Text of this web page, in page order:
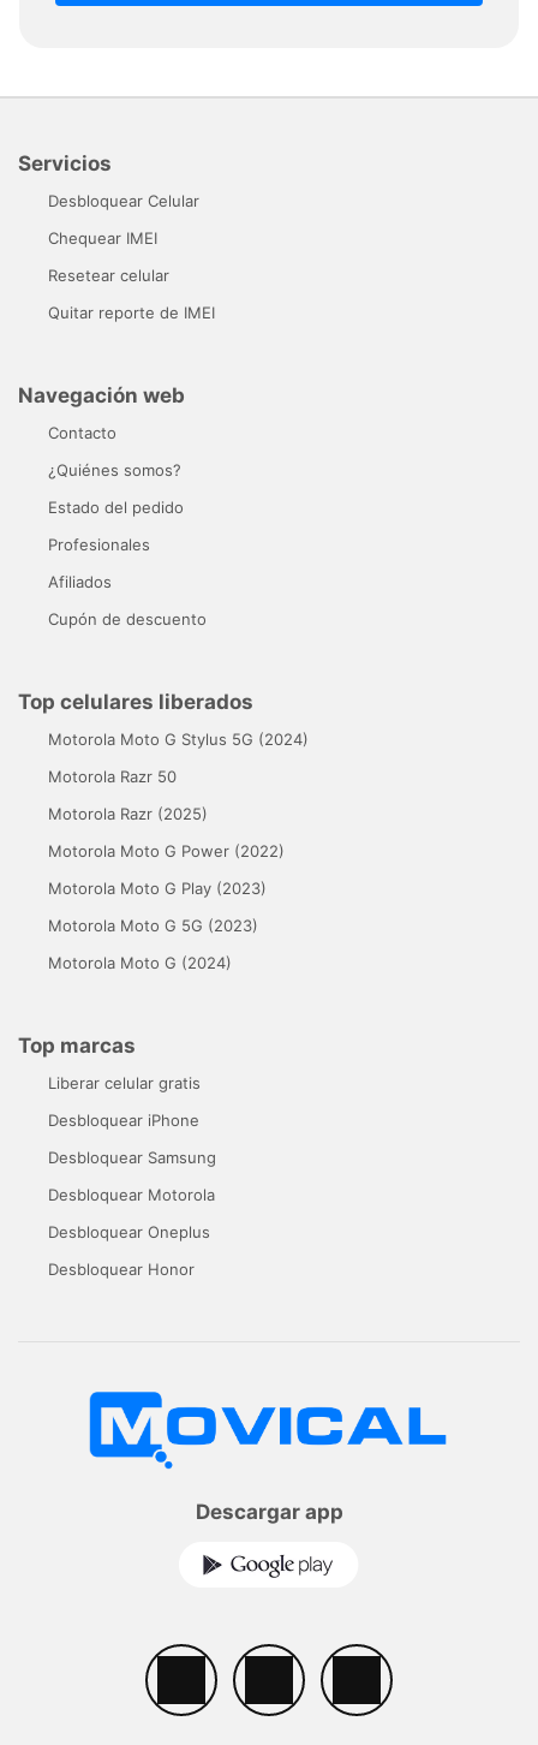
Servicios
Desbloquear Celular
Chequear IMEI
Resetear celular
Quitar reporte de IMEI
Navegación web
Contacto
¿Quiénes somos?
Estado del pedido
Profesionales
Afiliados
Cupón de descuento
Top celulares liberados
Motorola Moto G Stylus 5G (2024)
Motorola Razr 50
Motorola Razr (2025)
Motorola Moto G Power (2022)
Motorola Moto G Play (2023)
Motorola Moto G 5G (2023)
Motorola Moto G (2024)
Top marcas
Liberar celular gratis
Desbloquear iPhone
Desbloquear Samsung
Desbloquear Motorola
Desbloquear Oneplus
Desbloquear Honor
Descargar app